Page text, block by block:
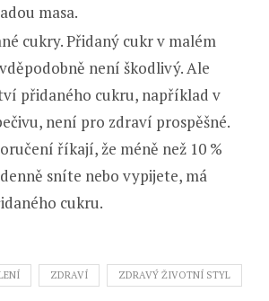
masa.
cukry. Přidaný cukr v malém
není škodlivý. Ale
přidaného cukru, například v
není pro zdraví prospěšné.
říkají, že méně než 10 %
sníte nebo vypijete, má
cukru.
ZDRAVÍ ZDRAVÝ ŽIVOTNÍ STYL